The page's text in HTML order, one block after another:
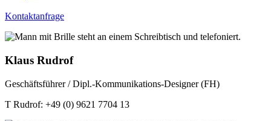
Kontaktanfrage
Klaus Rudrof
Geschäftsführer / Dipl.-Kommunikations-Designer (FH)
T Rudrof: +49 (0) 9621 7704 13